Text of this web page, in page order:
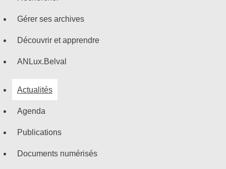
de
navigation
Gérer ses archives
Découvrir et apprendre
ANLux.Belval
Actualités
Agenda
Publications
Documents numérisés